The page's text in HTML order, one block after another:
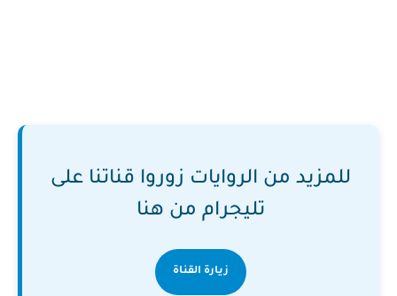
للمزيد من الروايات زوروا قناتنا على
تليجرام من هنا
زيارة القناة